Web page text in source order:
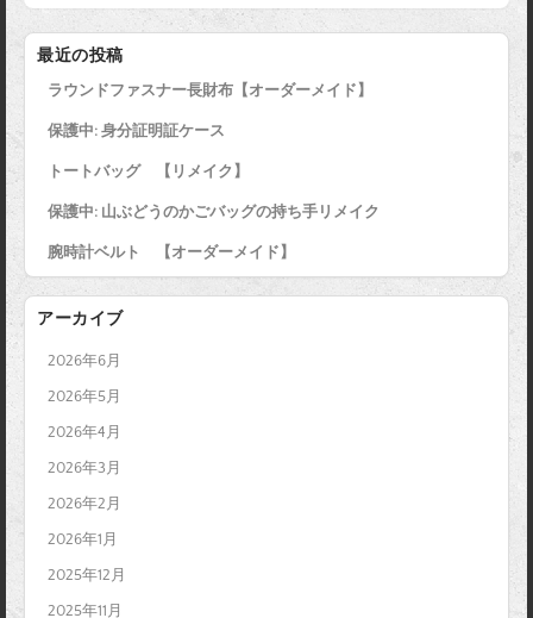
e
o
o
k
t
e
r
e
t
e
s
i
最近の投稿
ラウンドファスナー長財布【オーダーメイド】
保護中: 身分証明証ケース
トートバッグ 【リメイク】
保護中: 山ぶどうのかごバッグの持ち手リメイク
腕時計ベルト 【オーダーメイド】
アーカイブ
2026年6月
2026年5月
2026年4月
2026年3月
2026年2月
2026年1月
2025年12月
2025年11月